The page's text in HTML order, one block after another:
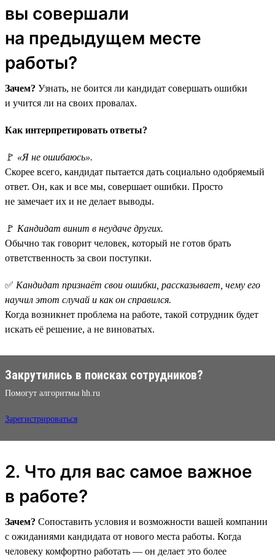
вы совершали
на предыдущем месте
работы?
Зачем? Узнать, не боится ли кандидат совершать ошибки
и учится ли на своих провалах.
Как интерпретировать ответы?
🚩 «Я не ошибаюсь».
Скорее всего, кандидат пытается дать социально одобряемый
ответ. Он, как и все мы, совершает ошибки. Просто
не замечает их и не делает выводы.
🚩 Кандидат винит в неудаче других.
Обычно так говорит человек, который не готов брать
ответственность за свои поступки.
✅ Кандидат признаёт свои ошибки, рассказывает, чему его
научил этот случай и как он справился.
Когда возникнет проблема на работе, такой сотрудник будет
искать её решение, а не виноватых.
Закрутились в поисках сотрудников?
Помогут алгоритмы hh.ru
Зарегистрироваться
2. Что для вас самое важное
в работе?
Зачем? Сопоставить условия и возможности вашей компании
с ожиданиями кандидата от нового места работы. Когда
человеку комфортно работать — он делает это более